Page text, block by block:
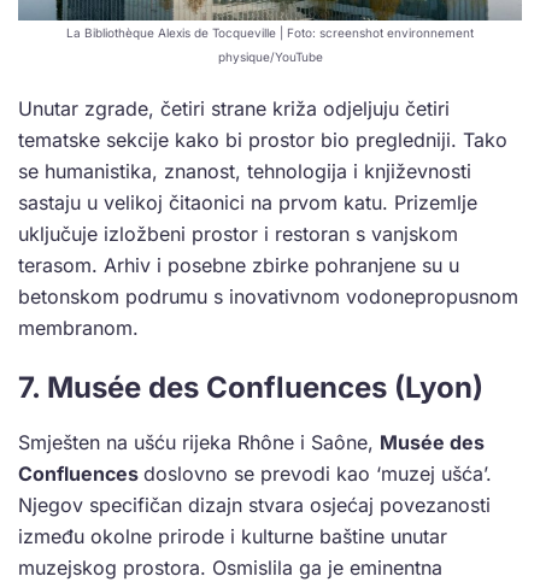
La Bibliothèque Alexis de Tocqueville | Foto: screenshot environnement
physique/YouTube
Unutar zgrade, četiri strane križa odjeljuju četiri
tematske sekcije kako bi prostor bio pregledniji. Tako
se humanistika, znanost, tehnologija i književnosti
sastaju u velikoj čitaonici na prvom katu. Prizemlje
uključuje izložbeni prostor i restoran s vanjskom
terasom. Arhiv i posebne zbirke pohranjene su u
betonskom podrumu s inovativnom vodonepropusnom
membranom.
7. Musée des Confluences (Lyon)
Smješten na ušću rijeka Rhône i Saône, Musée des
Confluences doslovno se prevodi kao ‘muzej ušća’.
Njegov specifičan dizajn stvara osjećaj povezanosti
između okolne prirode i kulturne baštine unutar
muzejskog prostora. Osmislila ga je eminentna